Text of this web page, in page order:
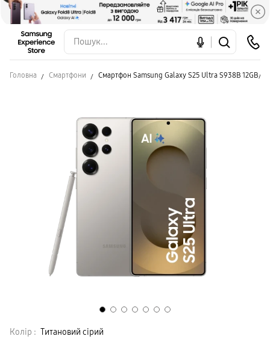
Головна Смартфони Смартфон Samsung Galaxy S25 Ultra S938B 12GB/
Колір : Титановий сірий